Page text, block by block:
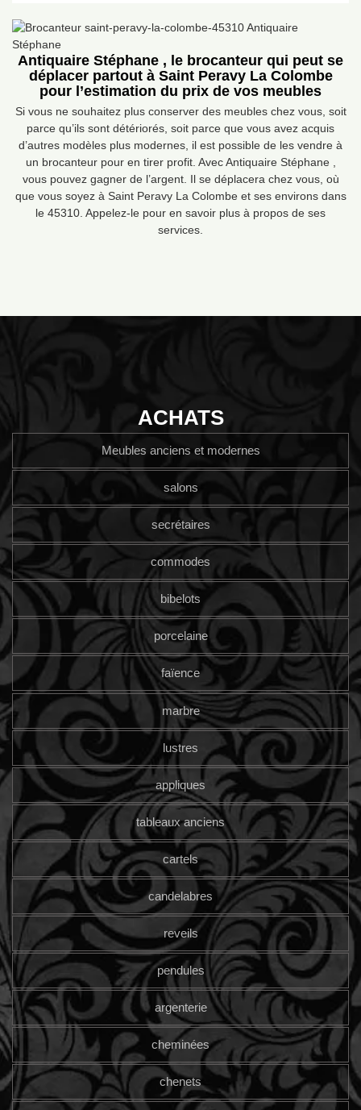
Antiquaire Stéphane , le brocanteur qui peut se
déplacer partout à Saint Peravy La Colombe
pour l’estimation du prix de vos meubles
Si vous ne souhaitez plus conserver des meubles chez vous, soit
parce qu’ils sont détériorés, soit parce que vous avez acquis
d’autres modèles plus modernes, il est possible de les vendre à
un brocanteur pour en tirer profit. Avec Antiquaire Stéphane ,
vous pouvez gagner de l’argent. Il se déplacera chez vous, où
que vous soyez à Saint Peravy La Colombe et ses environs dans
le 45310. Appelez-le pour en savoir plus à propos de ses
services.
ACHATS
Meubles anciens et modernes
salons
secrétaires
commodes
bibelots
porcelaine
faïence
marbre
lustres
appliques
tableaux anciens
cartels
candelabres
reveils
pendules
argenterie
cheminées
chenets